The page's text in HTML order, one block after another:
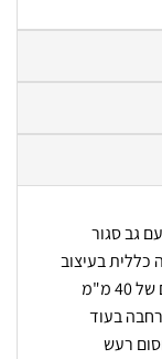
גב סגור
כללית בעיצוב
קל ונוח. דרייברים דינמיים נאודימיום גדולים של 40 מ"מ
בעוד
רעש